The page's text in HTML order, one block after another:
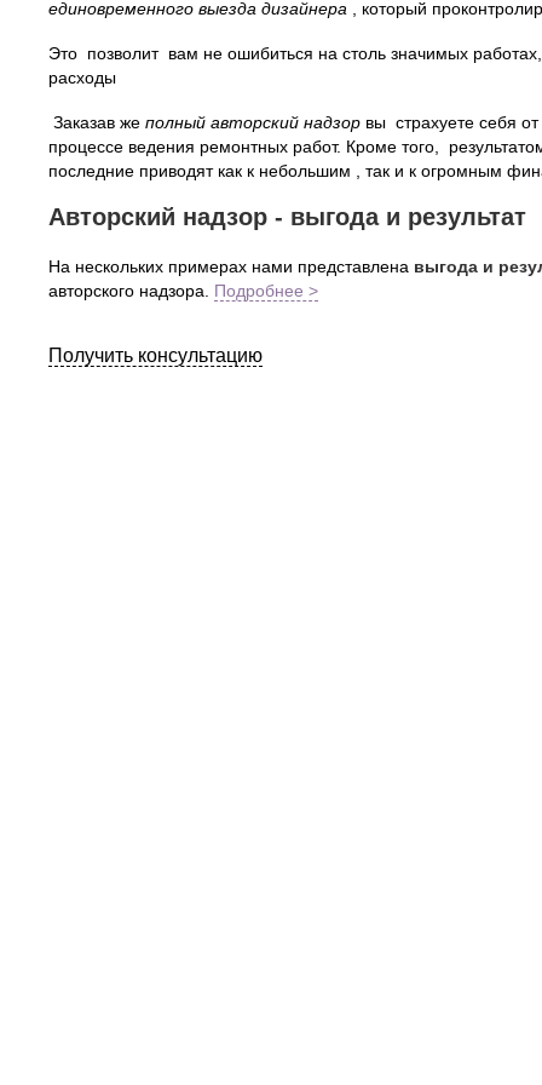
единовременного выезда дизайнера , который
Это позволит вам не ошибиться на столь значимых
расходы
Заказав же полный авторский надзор вы страхуете себя
процессе ведения ремонтных работ. Кроме того,
последние приводят как к небольшим , так и к огромным
Авторский надзор - выгода и результат
На нескольких примерах нами представлена выгода и
авторского надзора. Подробнее >
Получить консультацию